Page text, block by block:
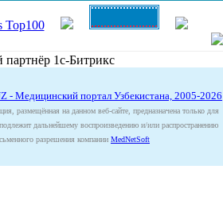
Медицинский портал Узбекистана, 2005-2026
размещённая на данном веб-сайте, предназначена только для
дальнейшему воспроизведению и/или распространению
разрешения компании MedNetSoft